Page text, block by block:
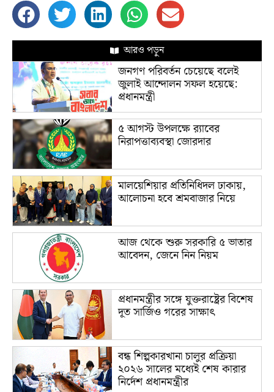
আরও পড়ুন
জনগণ পরিবর্তন চেয়েছে বলেই
জুলাই আন্দোলন সফল হয়েছে:
প্রধানমন্ত্রী
৫ আগস্ট উপলক্ষে র‌্যাবের
নিরাপত্তাব্যবস্থা জোরদার
মালয়েশিয়ার প্রতিনিধিদল ঢাকায়,
আলোচনা হবে শ্রমবাজার নিয়ে
আজ থেকে শুরু সরকারি ৫ ভাতার
আবেদন, জেনে নিন নিয়ম
প্রধানমন্ত্রীর সঙ্গে যুক্তরাষ্ট্রের বিশেষ
দূত সার্জিও গরের সাক্ষাৎ
বন্ধ শিল্পকারখানা চালুর প্রক্রিয়া
২০২৬ সালের মধ্যেই শেষ কারার
নির্দেশ প্রধানমন্ত্রীর